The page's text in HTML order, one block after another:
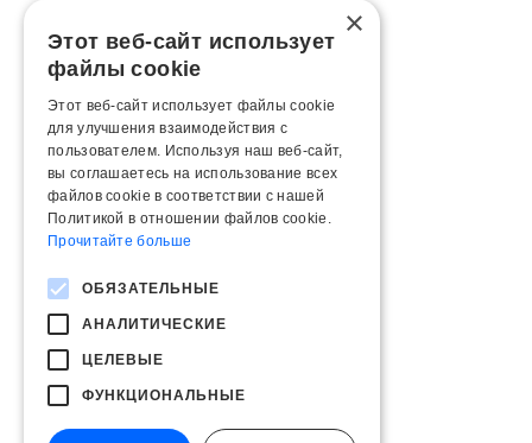
×
Этот веб-сайт использует
файлы cookie
Этот веб-сайт использует файлы cookie
для улучшения взаимодействия с
пользователем. Используя наш веб-сайт,
вы соглашаетесь на использование всех
файлов cookie в соответствии с нашей
Политикой в ​​отношении файлов cookie.
Прочитайте больше
ОБЯЗАТЕЛЬНЫЕ
АНАЛИТИЧЕСКИЕ
ЦЕЛЕВЫЕ
ФУНКЦИОНАЛЬНЫЕ